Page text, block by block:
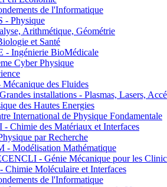
de l'Informatique
- Physique
Arithmétique, Géométrie
et Santé
Ingénierie BioMédicale
Cyber Physique
des Fluides
installations - Plasmas, Lasers,
des Hautes Energies
International de Physique Fondamentale
des Matériaux et Interfaces
par Recherche
Modélisation Mathématique
- Génie Mécanique pour les
Moléculaire et Interfaces
de l'Informatique